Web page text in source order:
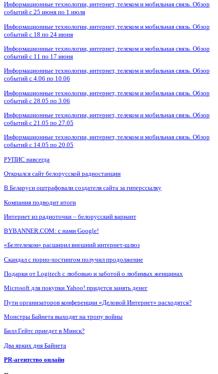
Информационные технологии, интернет, телеком и мобильная связь. Обзор
событий с 25 июня по 1 июля
Информационные технологии, интернет, телеком и мобильная связь. Обзор
событий с 18 по 24 июня
Информационные технологии, интернет, телеком и мобильная связь. Обзор
событий с 11 по 17 июня
Информационные технологии, интернет, телеком и мобильная связь. Обзор
событий с 4.06 по 10.06
Информационные технологии, интернет, телеком и мобильная связь. Обзор
событий с 28.05 по 3.06
Информационные технологии, интернет, телеком и мобильная связь. Обзор
событий с 21.05 по 27.05
Информационные технологии, интернет, телеком и мобильная связь. Обзор
событий с 14.05 по 20.05
РУПИС навсегда
Открылся сайт белорусской радиостанции
В Беларуси оштрафовали создателя сайта за гиперссылку
Компания подводит итоги
Интернет из радиоточки – белорусский вариант
BYBANNER.COM: c нами Google!
«Белтелеком» расширил внешний интернет-шлюз
Скандал с порно-хостингом получил продолжение
Подарки от Logitech с любовью и заботой о любимых женщинах
Microsoft для покупки Yahoo! придется занять денег
Пути организаторов конференции «Деловой Интернет» расходятся?
Монстры Байнета выходят на тропу войны
Билл Гейтс приедет в Минск?
Два ярких дня Байнета
PR-агентство онлайн